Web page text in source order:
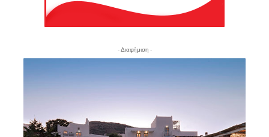
- Διαφήμιση -